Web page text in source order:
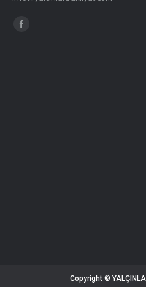
Find us on:
Facebook
Copyright ©